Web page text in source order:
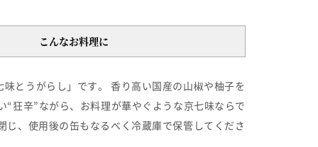
こんなお料理に
とうがらし」です。 香り高い国産の山椒や柚子を
狂辛”ながら、お料理が華やぐような京七味ならで
、使用後の缶もなるべく冷蔵庫で保管してくださ